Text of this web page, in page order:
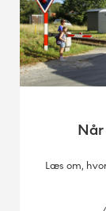
Læs om,